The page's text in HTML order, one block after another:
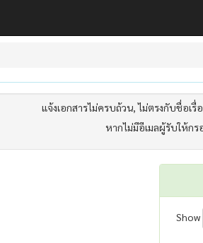
แจ้งเอกสารไม่ครบถ้วน, ไม่ตรงกับชื่อเ
หากไม่มีอีเมลผู้รับให้ก
Show